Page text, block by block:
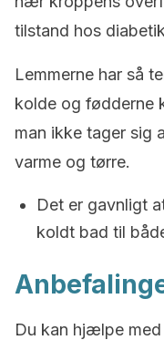
tilstand hos
Lemmerne har så
kolde og fødderne
man ikke tager sig
varme og tørre.
Det er gavnligt
koldt bad til
Du kan hjælpe